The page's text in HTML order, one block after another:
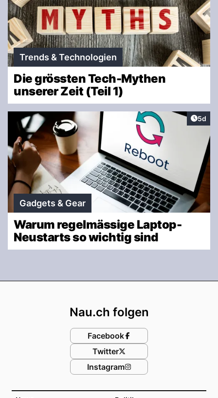
Trends & Technologien
Die grössten Tech-Mythen
unserer Zeit (Teil 1)
5d
Gadgets & Gear
Warum regelmässige Laptop-
Neustarts so wichtig sind
Nau.ch folgen
Facebook
Twitter
Instagram